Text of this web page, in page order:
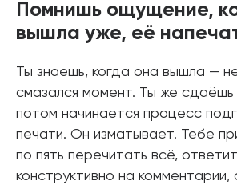
Помнишь ощущение,
вышла уже, её
Ты знаешь, когда она вышла —
смазался момент. Ты же сдаёшь
потом начинается процесс
печати. Он изматывает. Тебе
по пять перечитать всё,
конструктивно на комментарии,